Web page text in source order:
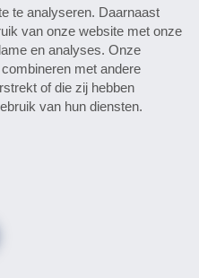
te analyseren. Daarnaast
van onze website met onze
en analyses. Onze
met andere
of die zij hebben
van hun diensten.